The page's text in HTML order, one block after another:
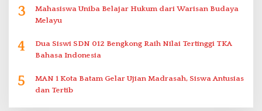
3
Mahasiswa Uniba Belajar Hukum dari Warisan Budaya
Melayu
4
Dua Siswi SDN 012 Bengkong Raih Nilai Tertinggi TKA
Bahasa Indonesia
5
MAN 1 Kota Batam Gelar Ujian Madrasah, Siswa Antusias
dan Tertib